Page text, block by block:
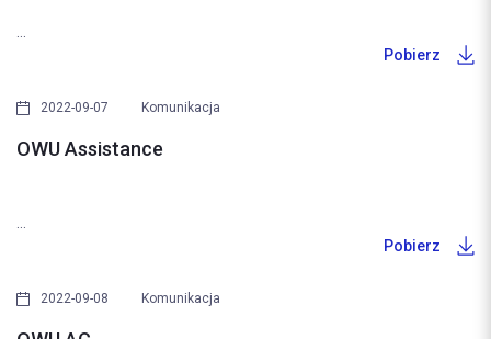
Pobierz
2022-09-07 Komunikacja
OWU Assistance
Pobierz
2022-09-08 Komunikacja